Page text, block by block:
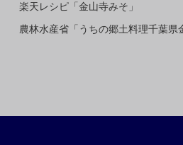
楽天レシピ「金山寺みそ」
農林水産省「うちの郷土料理千葉県